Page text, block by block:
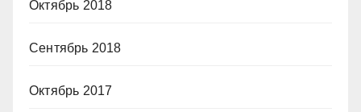
Октябрь 2018
Сентябрь 2018
Октябрь 2017